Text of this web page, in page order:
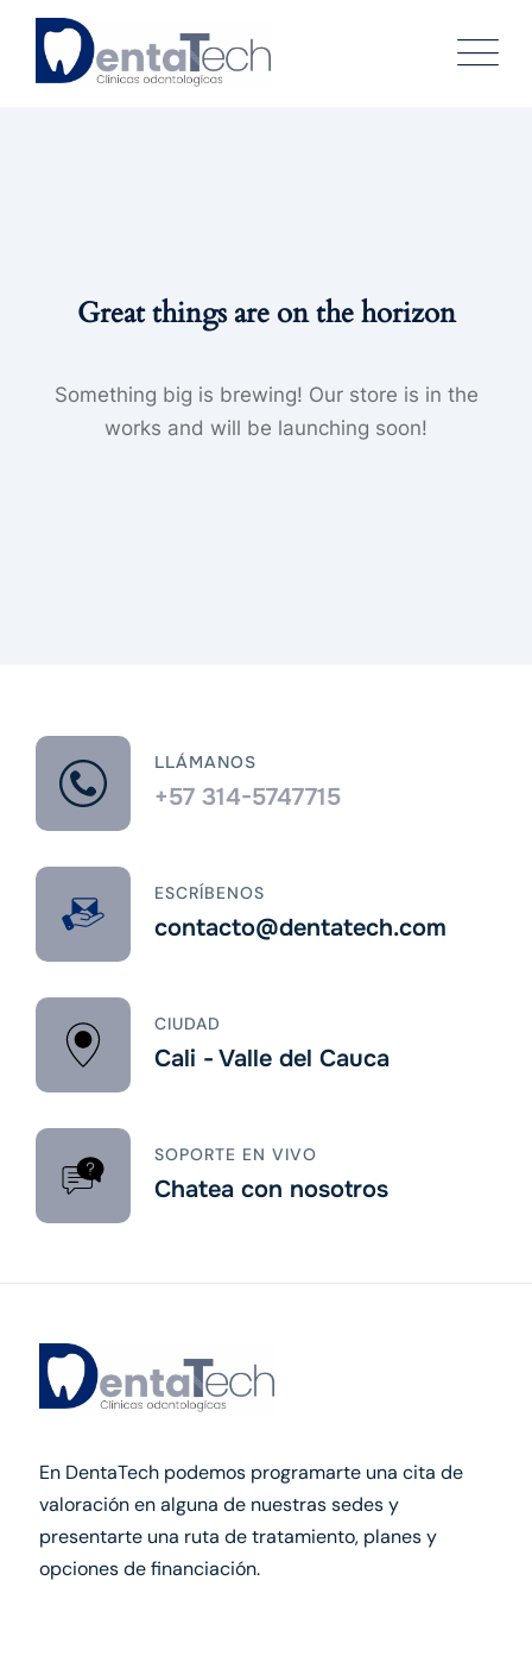
Skip
content
Great things are on the horizon
Something big is brewing! Our store is in the
works and will be launching soon!
LLÁMANOS
+57 314-5747715
ESCRÍBENOS
contacto@dentatech.com
CIUDAD
Cali - Valle del Cauca
SOPORTE EN VIVO
Chatea con nosotros
En DentaTech podemos programarte una cita de
valoración en alguna de nuestras sedes y
presentarte una ruta de tratamiento, planes y
opciones de financiación.